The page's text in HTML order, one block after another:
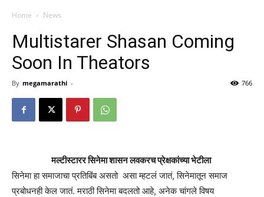
Home News
Multistarer Shasan Coming
Soon In Theators
By megamarathi - 766
मल्टीस्टारर सिनेमा शासन लवकरच प्रेक्षकांच्या भेटीला
सिनेमा हा समाजाचा प्रतिबिंब असतो असा म्हटलं जातं, सिनेमातून समाज
प्रबोधनही केल जातं. मराठी सिनेमा बदलतो आहे, अनेक चांगले विषय